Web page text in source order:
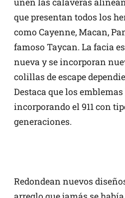
que presentan todos los
como Cayenne, Macan,
famoso Taycan. La facia
nueva y se incorporan
colillas de escape
Destaca que los
incorporando el 911 con
generaciones.
Redondean nuevos